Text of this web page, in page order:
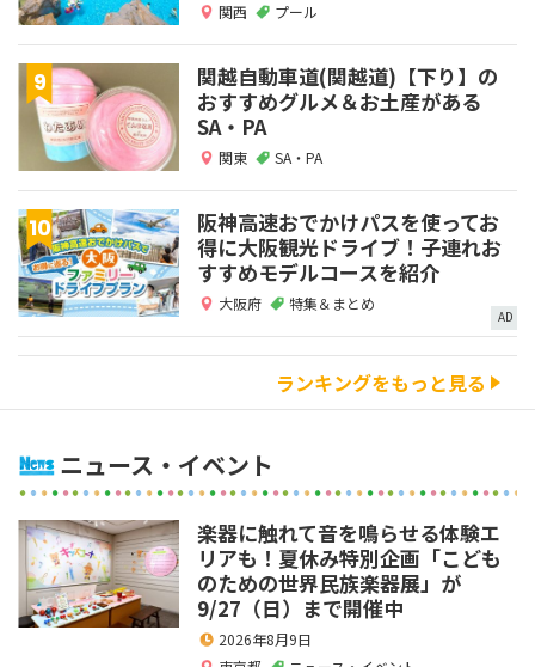
関西 プール
関越自動車道(関越道)【下り】の
おすすめグルメ＆お土産がある
SA・PA
関東 SA・PA
阪神高速おでかけパスを使ってお
得に大阪観光ドライブ！子連れお
すすめモデルコースを紹介
大阪府 特集＆まとめ
AD
ランキングをもっと見る
ニュース・イベント
楽器に触れて音を鳴らせる体験エ
リアも！夏休み特別企画「こども
のための世界民族楽器展」が
9/27（日）まで開催中
2026年8月9日